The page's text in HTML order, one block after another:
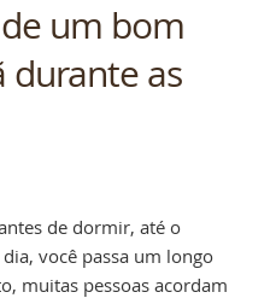
um bom
durante as
de dormir, até o
você passa um longo
muitas pessoas acordam